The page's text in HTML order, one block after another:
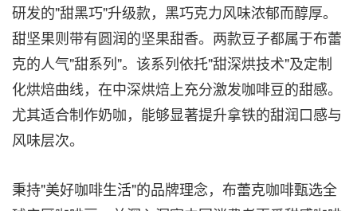
研发的"甜黑巧"升级款，黑巧克力风味浓郁而醇厚。
甜坚果则带有圆润的坚果甜香。两款豆子都属于布蕾
克的人气"甜系列"。该系列依托"甜深烘技术"及定制
化烘焙曲线，在中深烘焙上充分激发咖啡豆的甜感。
尤其适合制作奶咖，能够显著提升拿铁的甜润口感与
风味层次。
秉持"美好咖啡生活"的品牌理念，布蕾克咖啡甄选全